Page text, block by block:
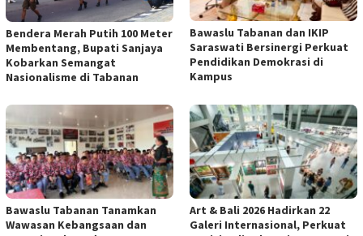
Bendera Merah Putih 100 Meter
Membentang, Bupati Sanjaya
Kobarkan Semangat
Nasionalisme di Tabanan
Bawaslu Tabanan dan IKIP
Saraswati Bersinergi Perkuat
Pendidikan Demokrasi di
Kampus
Bawaslu Tabanan Tanamkan
Wawasan Kebangsaan dan
Art & Bali 2026 Hadirkan 22
Galeri Internasional, Perkuat